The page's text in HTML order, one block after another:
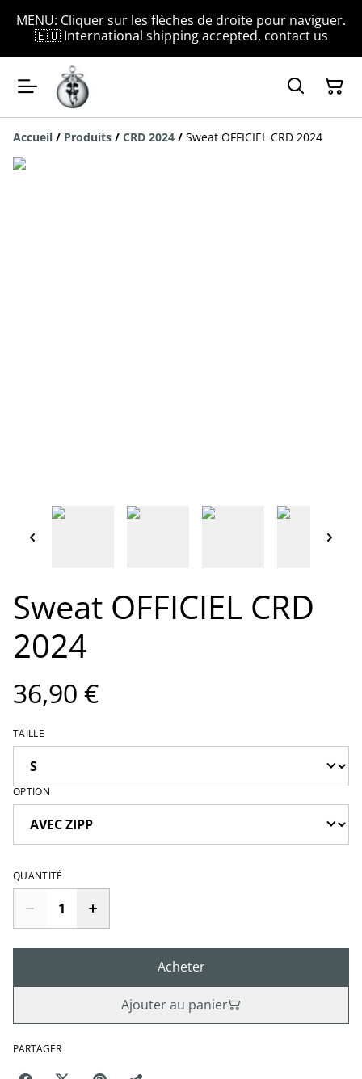
MENU: Cliquer sur les flèches de droite pour naviguer.
🇪🇺 International shipping accepted, contact us
Accueil / Produits / CRD 2024 / Sweat OFFICIEL CRD 2024
Sweat OFFICIEL CRD
2024
36,90 €
TAILLE
OPTION
QUANTITÉ
Acheter
Ajouter au panier
PARTAGER